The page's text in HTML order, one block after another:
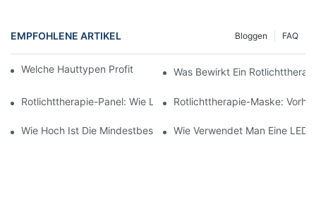
EMPFOHLENE ARTIKEL FAQ
Bloggen
Welche Hauttypen Profitieren Von Rotlichttherapie?
Was Bewirkt Ein
Rotlichttherapie-Panel: Wie Lange Dauert Es, Bis Ergebnisse
Rotlichttherapie-Maske:
Wie Hoch Ist Die Mindestbestellmenge (MOQ) Für
Wie Verwendet Man Eine